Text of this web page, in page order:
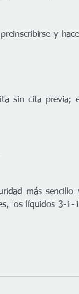
y
sin cita previa;
más sencillo
los líquidos 3-1-